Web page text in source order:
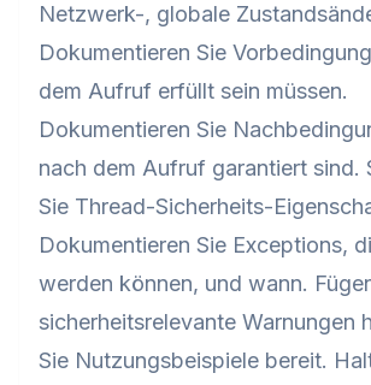
Netzwerk-, globale
Dokumentieren Sie
dem Aufruf erfüllt sein müssen.
Dokumentieren Sie
nach dem Aufruf garantiert sind.
Sie Thread-Sicherheits-
Dokumentieren Sie Exceptions,
werden können, und wann.
sicherheitsrelevante Warnungen
Sie Nutzungsbeispiele bereit.